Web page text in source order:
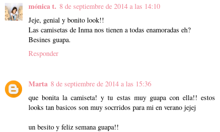
mónica t. 8 de septiembre de 2014 a las 14:10
Jeje, genial y bonito look!!
Las camisetas de Inma nos tienen a todas enamoradas eh?
Besines guapa.
Responder
Marta 8 de septiembre de 2014 a las 15:36
que bonita la camiseta! y tu estas muy guapa con ella!! estos
looks tan basicos son muy socrridos para mi en verano jejej
un besito y feliz semana guapa!!